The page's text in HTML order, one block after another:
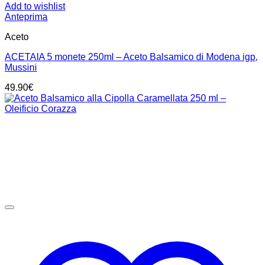
Add to wishlist
Anteprima
Aceto
ACETAIA 5 monete 250ml – Aceto Balsamico di Modena igp,
Mussini
49.90€